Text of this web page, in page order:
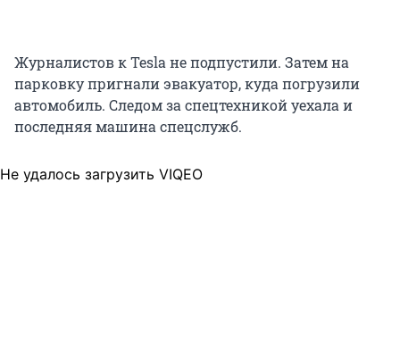
Журналистов к Tesla не подпустили. Затем на
парковку пригнали эвакуатор, куда погрузили
автомобиль. Следом за спецтехникой уехала и
последняя машина спецслужб.
Не удалось загрузить VIQEO